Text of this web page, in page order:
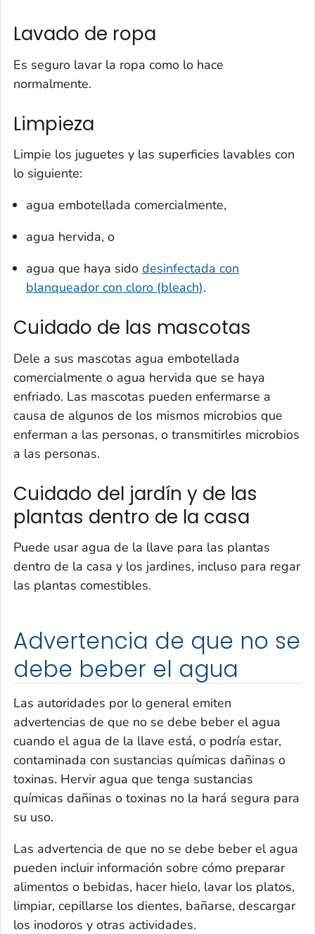
Lavado de ropa
Es seguro lavar la ropa como lo hace
normalmente.
Limpieza
Limpie los juguetes y las superficies lavables con
lo siguiente:
agua embotellada comercialmente,
agua hervida, o
agua que haya sido desinfectada con
blanqueador con cloro (bleach).
Cuidado de las mascotas
Dele a sus mascotas agua embotellada
comercialmente o agua hervida que se haya
enfriado. Las mascotas pueden enfermarse a
causa de algunos de los mismos microbios que
enferman a las personas, o transmitirles microbios
a las personas.
Cuidado del jardín y de las
plantas dentro de la casa
Puede usar agua de la llave para las plantas
dentro de la casa y los jardines, incluso para regar
las plantas comestibles.
Advertencia de que no se
debe beber el agua
Las autoridades por lo general emiten
advertencias de que no se debe beber el agua
cuando el agua de la llave está, o podría estar,
contaminada con sustancias químicas dañinas o
toxinas. Hervir agua que tenga sustancias
químicas dañinas o toxinas no la hará segura para
su uso.
Las advertencia de que no se debe beber el agua
pueden incluir información sobre cómo preparar
alimentos o bebidas, hacer hielo, lavar los platos,
limpiar, cepillarse los dientes, bañarse, descargar
los inodoros y otras actividades.